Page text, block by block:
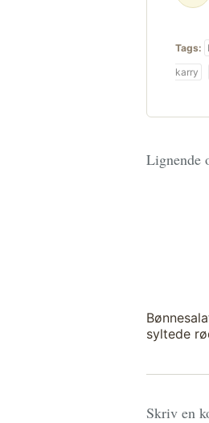
Tags:
karry
Lignende
syltede
Skriv en